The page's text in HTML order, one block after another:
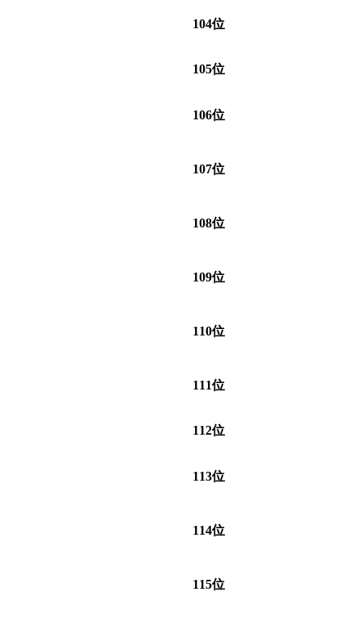
104位
105位
106位
107位
108位
109位
110位
111位
112位
113位
114位
115位